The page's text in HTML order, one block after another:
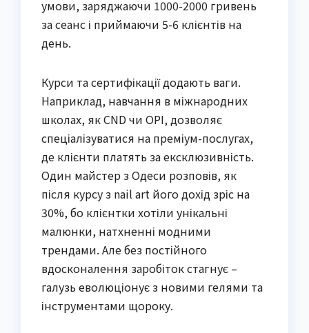
умови, заряджаючи 1000-2000 гривень
за сеанс і приймаючи 5-6 клієнтів на
день.
Курси та сертифікації додають ваги.
Наприклад, навчання в міжнародних
школах, як CND чи OPI, дозволяє
спеціалізуватися на преміум-послугах,
де клієнти платять за ексклюзивність.
Один майстер з Одеси розповів, як
після курсу з nail art його дохід зріс на
30%, бо клієнтки хотіли унікальні
малюнки, натхненні модними
трендами. Але без постійного
вдосконалення заробіток стагнує –
галузь еволюціонує з новими гелями та
інструментами щороку.